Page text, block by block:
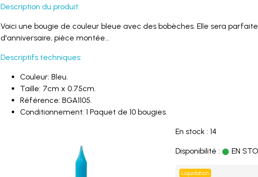
Description du produit:
Voici une bougie de couleur bleue avec des bobèches. Elle sera
d'anniversaire, pièce montée...
Descriptifs techniques:
Couleur: Bleu.
Taille: 7cm x 0.75cm.
Référence: BGA1105.
Conditionnement: 1 Paquet de 10 bougies.
En stock : 14
Disponibilité : EN
Liquidation